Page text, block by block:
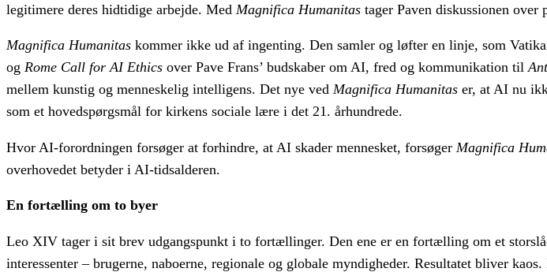
legitimere deres hidtidige arbejde. Med Magnifica Humanitas tager Paven diskussionen over
Magnifica Humanitas kommer ikke ud af ingenting. Den samler og løfter en linje, som
og Rome Call for AI Ethics over Pave Frans’ budskaber om AI, fred og kommunikation til
mellem kunstig og menneskelig intelligens. Det nye ved Magnifica Humanitas er, at AI nu
som et hovedspørgsmål for kirkens sociale lære i det 21. århundrede.
Hvor AI-forordningen forsøger at forhindre, at AI skader mennesket, forsøger Magnifica
overhovedet betyder i AI-tidsalderen.
En fortælling om to byer
Leo XIV tager i sit brev udgangspunkt i to fortællinger. Den ene er en fortælling om et
interessenter – brugerne, naboerne, regionale og globale myndigheder. Resultatet bliver